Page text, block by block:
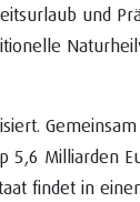
und
5,6 Milliarden
findet in